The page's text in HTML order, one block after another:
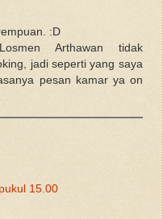
:D
Arthawan tidak
jadi seperti yang saya
pesan kamar ya on
15.00